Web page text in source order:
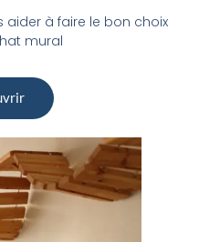
à faire le bon choix
mural